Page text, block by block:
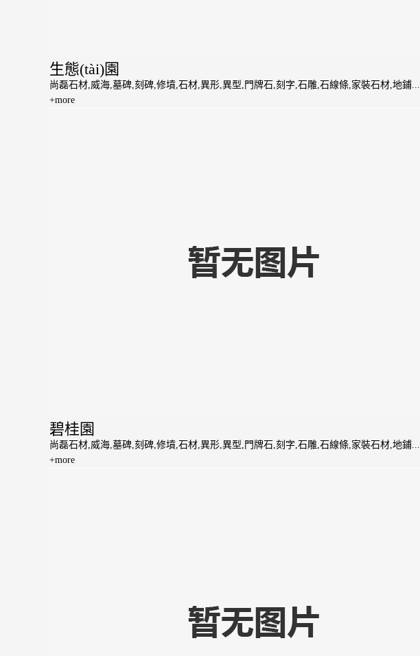
生態(tài)園
尚磊石材,威海,墓碑,刻碑,修墳,石材,異形,異型,門牌石,刻字,石雕,石線條,家裝石材,地鋪...
+more
碧桂園
尚磊石材,威海,墓碑,刻碑,修墳,石材,異形,異型,門牌石,刻字,石雕,石線條,家裝石材,地鋪...
+more